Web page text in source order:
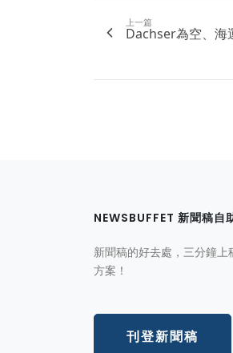
上一篇
Dachser為空、海
NEWSBUFFET 新聞稿自
新聞稿的好去處，三分鐘
方案！
刊登新聞稿